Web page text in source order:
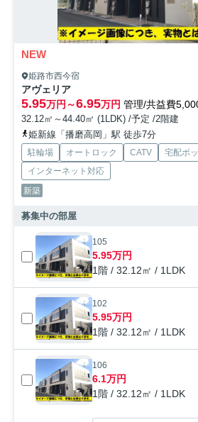
NEW
姫路市西今宿
アヴェリア
5.95万円～6.95万円 管理/共益費
32.12㎡～44.40㎡ (1LDK) /予定 /2階建
姫新線「播磨高岡」駅 徒歩7分
駐輪場 オートロック CATV
宅配ボ
インターネット対応
新築
募集中の部屋
105
5.95万円
1階 / 32.12㎡ / 1LDK
102
5.95万円
1階 / 32.12㎡ / 1LDK
106
6.1万円
1階 / 32.12㎡ / 1LDK